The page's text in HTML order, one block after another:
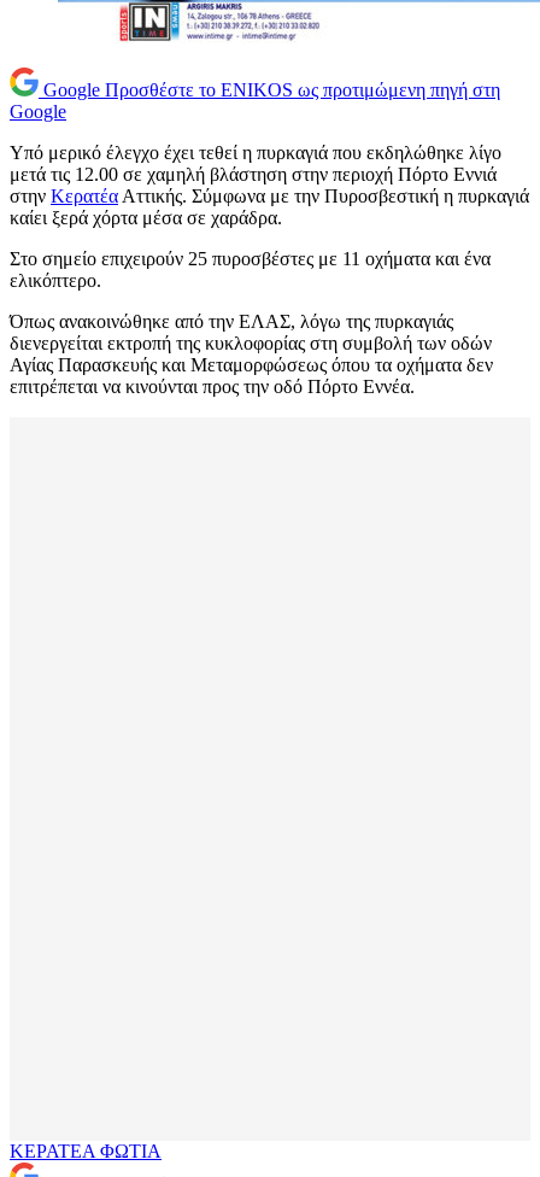
Google Προσθέστε το ENIKOS ως προτιμώμενη πηγή στη
Google
Υπό μερικό έλεγχο έχει τεθεί η πυρκαγιά που εκδηλώθηκε λίγο
μετά τις 12.00 σε χαμηλή βλάστηση στην περιοχή Πόρτο Εννιά
στην Κερατέα Αττικής. Σύμφωνα με την Πυροσβεστική η πυρκαγιά
καίει ξερά χόρτα μέσα σε χαράδρα.
Στο σημείο επιχειρούν 25 πυροσβέστες με 11 οχήματα και ένα
ελικόπτερο.
Όπως ανακοινώθηκε από την ΕΛΑΣ, λόγω της πυρκαγιάς
διενεργείται εκτροπή της κυκλοφορίας στη συμβολή των οδών
Αγίας Παρασκευής και Μεταμορφώσεως όπου τα οχήματα δεν
επιτρέπεται να κινούνται προς την οδό Πόρτο Εννέα.
ΚΕΡΑΤΕΑ ΦΩΤΙΑ